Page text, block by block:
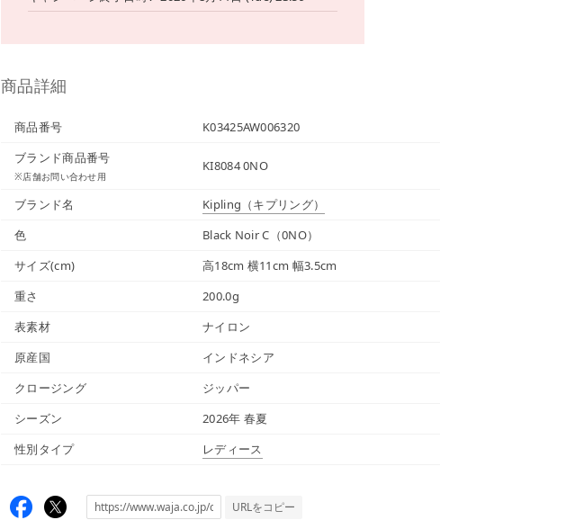
商品詳細
商品番号
K03425AW006320
ブランド商品番号
※店舗お問い合わせ用
KI8084 0NO
ブランド名 Kipling （キプリング）
色
Black Noir C（0NO）
サイズ(cm)
高18cm 横11cm 幅3.5cm
重さ
200.0g
表素材
ナイロン
原産国
インドネシア
クロージング
ジッパー
シーズン
2026年 春夏
性別タイプ
レディース
URLをコピー